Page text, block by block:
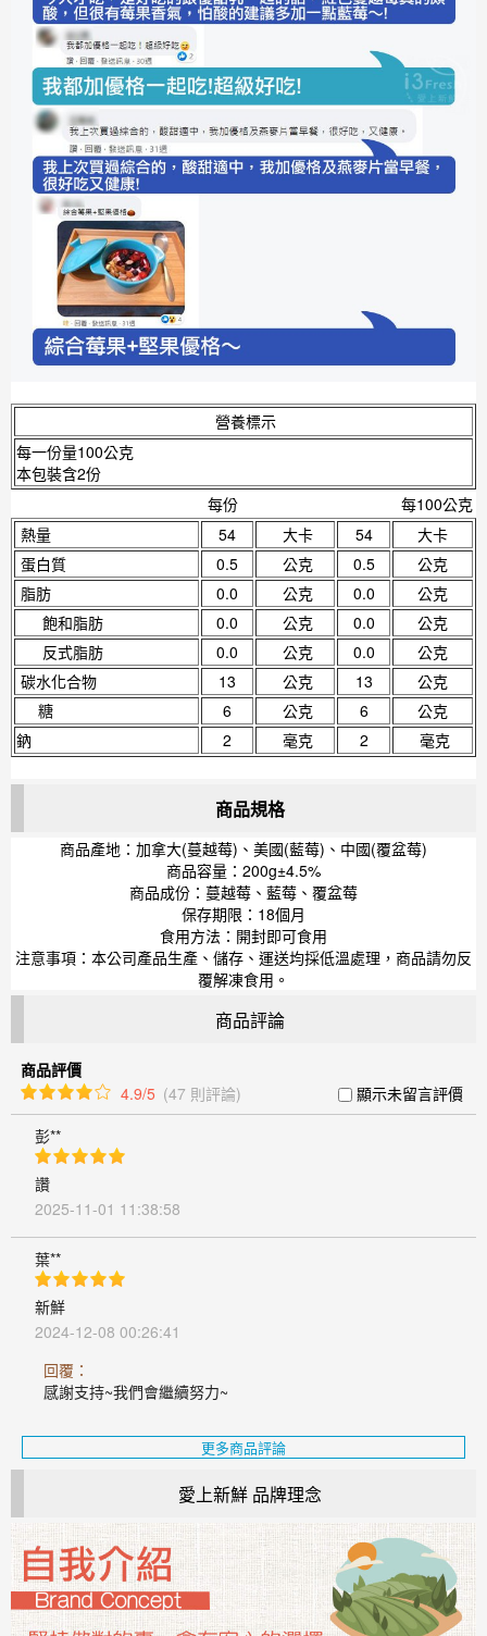
營養標示
每一份量100公克
本包裝含2份
每份
每100公克
熱量
54 大卡 54
大卡
蛋白質
0.5 公克 0.5
公克
脂肪
0.0 公克 0.0
公克
飽和脂肪
0.0 公克 0.0
公克
反式脂肪
0.0 公克 0.0
公克
碳水化合物
13 公克 13
公克
糖
6 公克 6
公克
鈉
2 毫克 2 毫克
商品規格
商品產地：加拿大(蔓越莓)、美國(藍莓)、中國(覆盆莓)
商品容量：200g±4.5%
商品成份：蔓越莓、藍莓、覆盆莓
保存期限：18個月
食用方法：開封即可食用
注意事項：本公司產品生產、儲存、運送均採低溫處理，商品請勿反
覆解凍食用。
商品評論
商品評價
4.9/5 (47 則評論)
顯示未留言評價
彭**
讚
2025-11-01 11:38:58
葉**
新鮮
2024-12-08 00:26:41
回覆：
感謝支持~我們會繼續努力~
更多商品評論
愛上新鮮 品牌理念